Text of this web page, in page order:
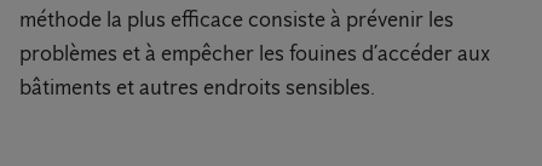
méthode la plus efficace consiste à prévenir les
problèmes et à empêcher les fouines d’accéder aux
bâtiments et autres endroits sensibles.